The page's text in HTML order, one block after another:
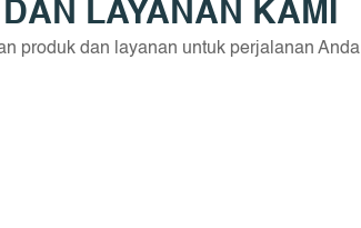
LAYANAN KAMI
produk dan layanan untuk perjalanan Anda